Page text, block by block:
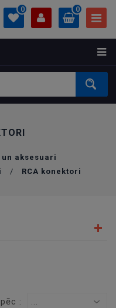
0 0
0.00 €
aksesuari
/ RCA konektori
: ...